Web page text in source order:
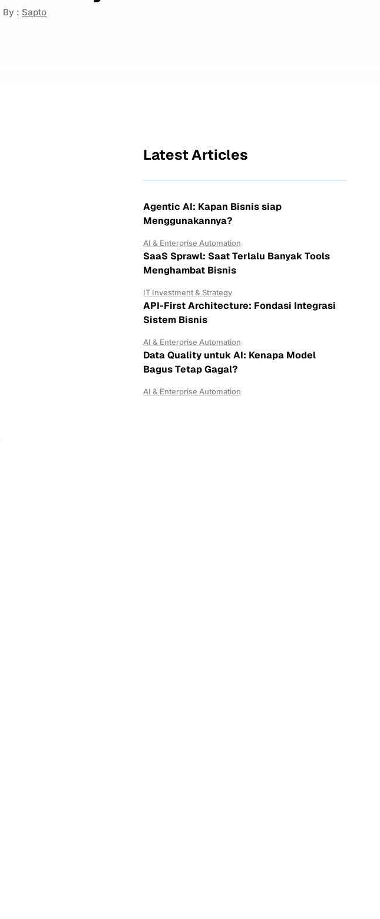
By : Sapto
Latest Articles
Agentic AI: Kapan Bisnis siap
Menggunakannya?
AI & Enterprise Automation
SaaS Sprawl: Saat Terlalu Banyak Tools
Menghambat Bisnis
IT Investment & Strategy
API-First Architecture: Fondasi Integrasi
Sistem Bisnis
AI & Enterprise Automation
Data Quality untuk AI: Kenapa Model
Bagus Tetap Gagal?
AI & Enterprise Automation